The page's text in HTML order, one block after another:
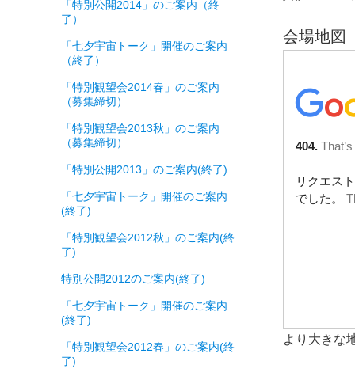
会場地図
より大きな
「特別公開2014」のご案内（終
了）
「七夕宇宙トーク」開催のご案内
（終了）
「特別観望会2014春」のご案内
（募集締切）
「特別観望会2013秋」のご案内
（募集締切）
「特別公開2013」のご案内(終了)
「七夕宇宙トーク」開催のご案内
(終了)
「特別観望会2012秋」のご案内(終
了)
特別公開2012のご案内(終了)
「七夕宇宙トーク」開催のご案内
(終了)
「特別観望会2012春」のご案内(終
了)